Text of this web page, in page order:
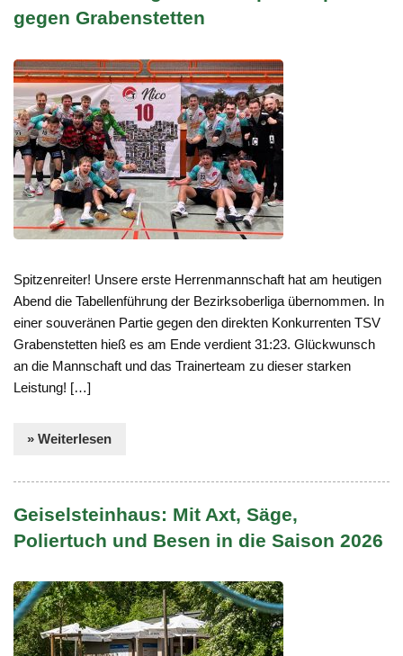
gegen Grabenstetten
Spitzenreiter! Unsere erste Herrenmannschaft hat am heutigen
Abend die Tabellenführung der Bezirksoberliga übernommen. In
einer souveränen Partie gegen den direkten Konkurrenten TSV
Grabenstetten hieß es am Ende verdient 31:23. Glückwunsch
an die Mannschaft und das Trainerteam zu dieser starken
Leistung! […]
» Weiterlesen
Geiselsteinhaus: Mit Axt, Säge,
Poliertuch und Besen in die Saison 2026